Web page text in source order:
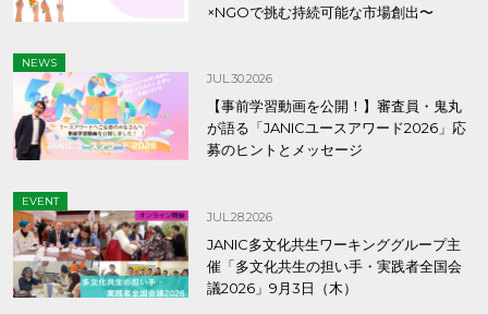
×NGOで挑む持続可能な市場創出〜
NEWS
JUL.30.2026
【事前学習動画を公開！】審査員・鬼丸
が語る「JANICユースアワード2026」応
募のヒントとメッセージ
EVENT
JUL.28.2026
JANIC多文化共生ワーキンググループ主
催「多文化共生の担い手・実践者全国会
議2026」9月3日（木）